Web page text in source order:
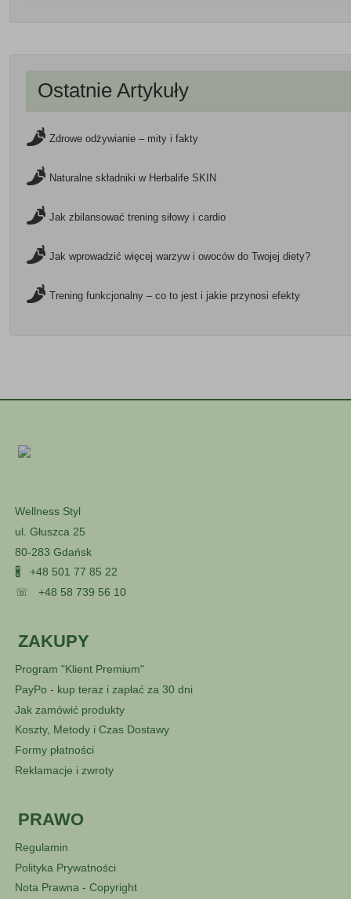
Ostatnie Artykuły
Zdrowe odżywianie – mity i fakty
Naturalne składniki w Herbalife SKIN
Jak zbilansować trening siłowy i cardio
Jak wprowadzić więcej warzyw i owoców do Twojej diety?
Trening funkcjonalny – co to jest i jakie przynosi efekty
Wellness Styl
ul. Głuszca 25
80-283 Gdańsk
🖁 +48 501 77 85 22
☏ +48 58 739 56 10
ZAKUPY
Program "Klient Premium"
PayPo - kup teraz i zapłać za 30 dni
Jak zamówić produkty
Koszty, Metody i Czas Dostawy
Formy płatności
Reklamacje i zwroty
PRAWO
Regulamin
Polityka Prywatności
Nota Prawna - Copyright